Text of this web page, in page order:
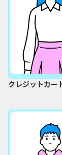
クレジットカー